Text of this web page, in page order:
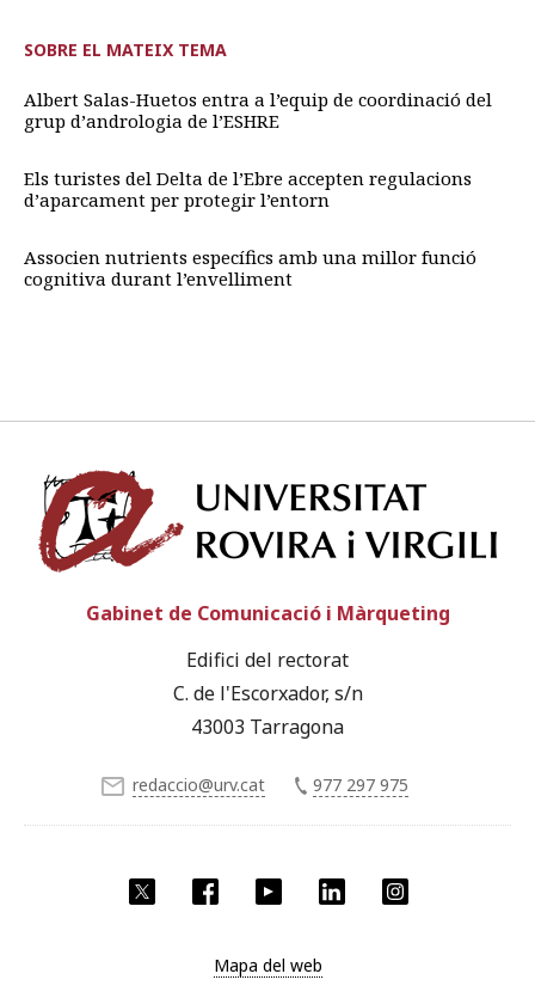
SOBRE EL MATEIX TEMA
Albert Salas-Huetos entra a l’equip de coordinació del
grup d’andrologia de l’ESHRE
Els turistes del Delta de l’Ebre accepten regulacions
d’aparcament per protegir l’entorn
Associen nutrients específics amb una millor funció
cognitiva durant l’envelliment
Facebook YouTube LinkedIn
Gabinet de Comunicació i Màrqueting
Edifici del rectorat
C. de l'Escorxador, s/n
43003 Tarragona
redaccio@urv.cat 977 297 975
Mapa del web